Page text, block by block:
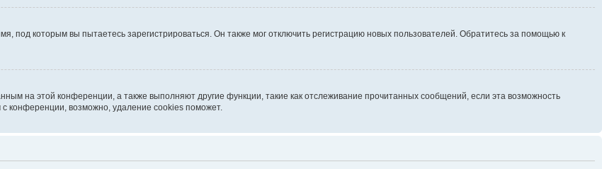
под которым вы пытаетесь зарегистрироваться. Он также мог отключить регистрацию новых пользователей. Обратитесь за помощью к
на этой конференции, а также выполняют другие функции, такие как отслеживание прочитанных сообщений, если эта возможность
конференции, возможно, удаление cookies поможет.